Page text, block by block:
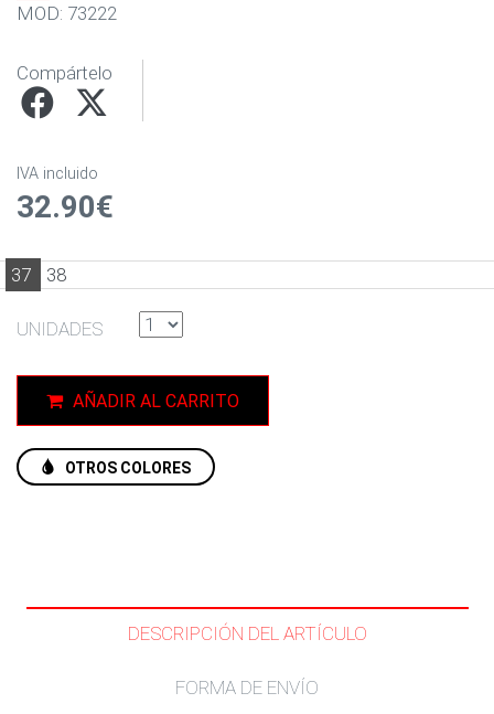
MOD: 73222
Compártelo
IVA incluido
32.90€
37 38
UNIDADES
AÑADIR AL CARRITO
OTROS COLORES
DESCRIPCIÓN DEL ARTÍCULO
FORMA DE ENVÍO